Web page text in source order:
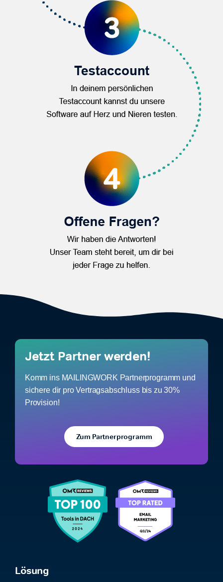
Jetzt Partner werden!
Komm ins MAILINGWORK Partnerprogramm und
sichere dir pro Vertragsabschluss bis zu 30%
Provision!
Zum Partnerprogramm
Lösung